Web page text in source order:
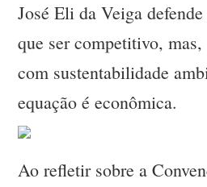
José Eli da Veiga
que ser competitivo,
com sustentabilidade
equação é econômica.
Ao refletir sobre a